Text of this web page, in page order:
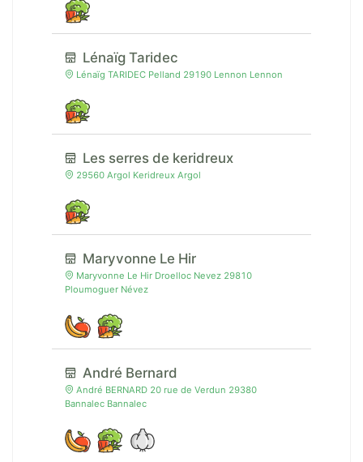
Lénaïg Taridec
Lénaïg TARIDEC Pelland 29190 Lennon Lennon
Les serres de keridreux
29560 Argol Keridreux Argol
Maryvonne Le Hir
Maryvonne Le Hir Droelloc Nevez 29810
Ploumoguer Névez
André Bernard
André BERNARD 20 rue de Verdun 29380
Bannalec Bannalec